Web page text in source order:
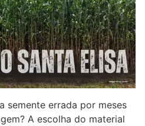
semente errada por meses
A escolha do material